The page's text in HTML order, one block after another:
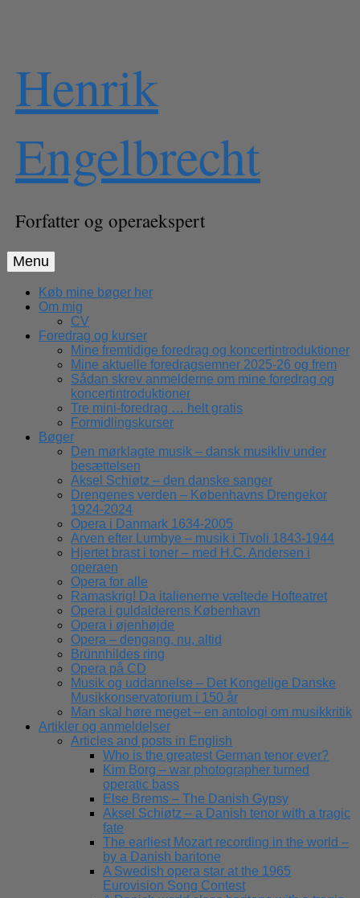
content
Henrik
Engelbrecht
Forfatter og operaekspert
Menu
Køb mine bøger her
Om mig
CV
Foredrag og kurser
Mine fremtidige foredrag og koncertintroduktioner
Mine aktuelle foredragsemner 2025-26 og frem
Sådan skrev anmelderne om mine foredrag og
koncertintroduktioner
Tre mini-foredrag … helt gratis
Formidlingskurser
Bøger
Den mørklagte musik – dansk musikliv under
besættelsen
Aksel Schiøtz – den danske sanger
Drengenes verden – Københavns Drengekor
1924-2024
Opera i Danmark 1634-2005
Arven efter Lumbye – musik i Tivoli 1843-1944
Hjertet brast i toner – med H.C. Andersen i
operaen
Opera for alle
Ramaskrig! Da italienerne væltede Hofteatret
Opera i guldalderens København
Opera i øjenhøjde
Opera – dengang, nu, altid
Brünnhildes ring
Opera på CD
Musik og uddannelse – Det Kongelige Danske
Musikkonservatorium i 150 år
Man skal høre meget – en antologi om musikkritik
Artikler og anmeldelser
Articles and posts in English
Who is the greatest German tenor ever?
Kim Borg – war photographer turned
operatic bass
Else Brems – The Danish Gypsy
Aksel Schiøtz – a Danish tenor with a tragic
fate
The earliest Mozart recording in the world –
by a Danish baritone
A Swedish opera star at the 1965
Eurovision Song Contest